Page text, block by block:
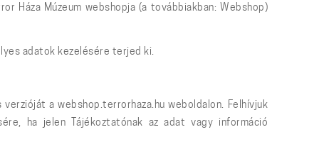
Háza Múzeum webshopja (a továbbiakban: Webshop)
adatok kezelésére terjed ki.
a webshop.terrorhaza.hu weboldalon. Felhívjuk
ha jelen Tájékoztatónak az adat vagy információ